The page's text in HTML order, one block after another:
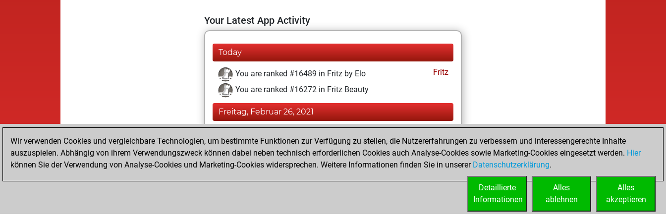
Your Latest App Activity
Today
You are ranked #16489 in Fritz by Elo
Fritz
You are ranked #16272 in Fritz Beauty
Freitag, Februar 26, 2021
You achieved a new Elo of 1584
You created your Fritz account
Wir verwenden Cookies und vergleichbare Technologien, um bestimmte Funktionen zur Verfügung zu stellen, die Nutzererfahrungen zu verbessern und interessengerechte Inhalte
auszuspielen. Abhängig von ihrem Verwendungszweck können dabei neben technisch erforderlichen Cookies auch Analyse-Cookies sowie Marketing-Cookies eingesetzt werden. Hier
können Sie der Verwendung von Analyse-Cookies und Marketing-Cookies widersprechen. Weitere Informationen finden Sie in unserer Datenschutzerklärung.
Alles
akzeptieren
Alles
ablehnen
Detaillierte
Informationen